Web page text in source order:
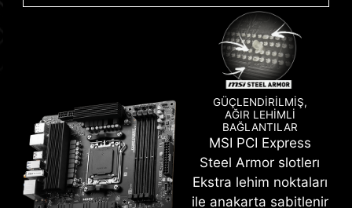
MSI ile Microsoft Windows 11 kullanırken
mükemmel uyumluluktan ve sorunsuz kullanıcı
deneyiminden faydalanırsınız. Performansa
verdiği önemle, Ar-Ge ekibimiz, herhangi bir MSI
ürününde en yeni Microsoft Windows sürümünü
GÜÇLENDİRİLMİŞ,
AĞIR LEHİMLİ
BAĞLANTILAR
MSI PCI Express
Steel Armor slotlerı
Ekstra lehim noktaları
ile anakarta sabitlenir
yüksek frekanslı DDR5 sinyali sağlar.
Rengarenk sanat eserinizi kolayca oluşturun.
Sadece birkaç tıklama ile istediğiniz renkleri
serpiştirin.